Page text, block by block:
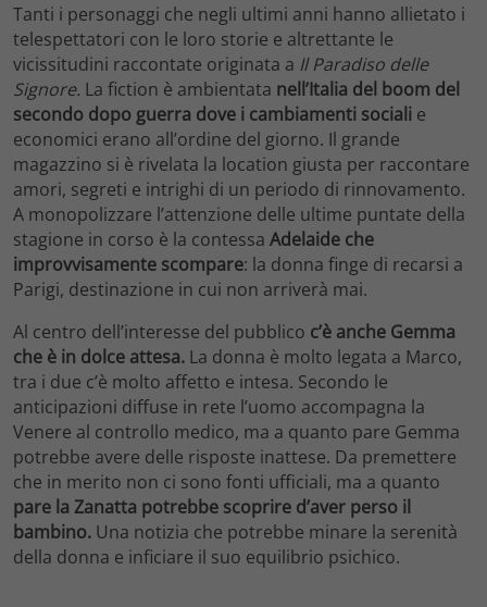
Tanti i personaggi che negli ultimi anni hanno allietato i
telespettatori con le loro storie e altrettante le
vicissitudini raccontate originata a Il Paradiso delle
Signore. La fiction è ambientata nell’Italia del boom del
secondo dopo guerra dove i cambiamenti sociali e
economici erano all’ordine del giorno. Il grande
magazzino si è rivelata la location giusta per raccontare
amori, segreti e intrighi di un periodo di rinnovamento.
A monopolizzare l’attenzione delle ultime puntate della
stagione in corso è la contessa Adelaide che
improvvisamente scompare: la donna finge di recarsi a
Parigi, destinazione in cui non arriverà mai.
Al centro dell’interesse del pubblico c’è anche Gemma
che è in dolce attesa. La donna è molto legata a Marco,
tra i due c’è molto affetto e intesa. Secondo le
anticipazioni diffuse in rete l’uomo accompagna la
Venere al controllo medico, ma a quanto pare Gemma
potrebbe avere delle risposte inattese. Da premettere
che in merito non ci sono fonti ufficiali, ma a quanto
pare la Zanatta potrebbe scoprire d’aver perso il
bambino. Una notizia che potrebbe minare la serenità
della donna e inficiare il suo equilibrio psichico.